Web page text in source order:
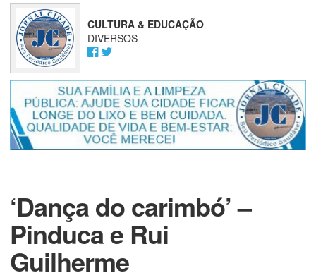
CULTURA & EDUCAÇÃO
DIVERSOS
‘Dança do carimbó’ –
Pinduca e Rui
Guilherme